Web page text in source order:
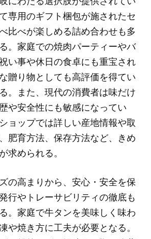
専用のギフト梱包が施されたセ
比べが楽しめる詰め合わせも多
。家庭での焼肉パーティーやバ
い事や休日の食卓にも重宝され
贈り物としても高評価を得てい
。また、現代の消費者は味だけ
や安全性にも敏感になってい
ョップでは詳しい産地情報や取
肥育方法、保存方法など、きめ
求められる。
の高まりから、安心・安全を保
行やトレーサビリティの徹底も
。家庭で牛タンを美味しく味わ
や焼き方に工夫が必要となる。